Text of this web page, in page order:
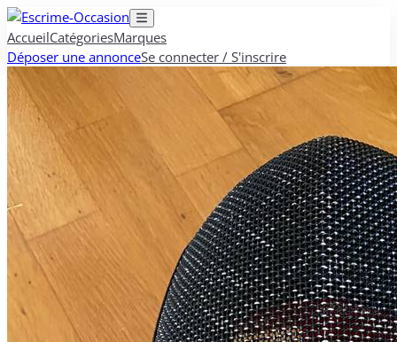
AccueilCatégoriesMarques
Déposer une annonceSe connecter / S'inscrire